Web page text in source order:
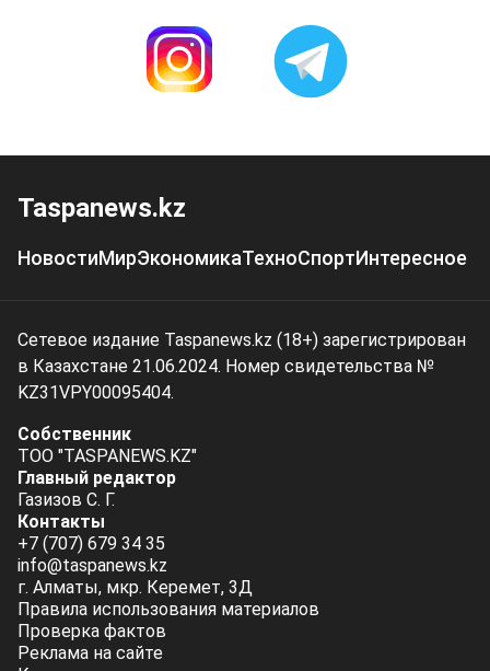
Taspanews.kz
НовостиМирЭкономикаТехноСпортИнтересное
Сетевое издание Taspanews.kz (18+) зарегистрирован
в Казахстане 21.06.2024. Номер свидетельства №
KZ31VPY00095404.
Собственник
ТОО "TASPANEWS.KZ"
Главный редактор
Газизов С. Г.
Контакты
+7 (707) 679 34 35
info@taspanews.kz
г. Алматы, мкр. Керемет, 3Д
Правила использования материалов
Проверка фактов
Реклама на сайте